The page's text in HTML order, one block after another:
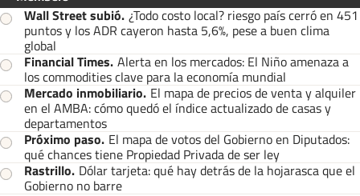
Wall Street subió. ¿Todo costo local? riesgo país cerró en 451
puntos y los ADR cayeron hasta 5,6%, pese a buen clima
global
Financial Times. Alerta en los mercados: El Niño amenaza a
los commodities clave para la economía mundial
Mercado inmobiliario. El mapa de precios de venta y alquiler
en el AMBA: cómo quedó el índice actualizado de casas y
departamentos
Próximo paso. El mapa de votos del Gobierno en Diputados:
qué chances tiene Propiedad Privada de ser ley
Rastrillo. Dólar tarjeta: qué hay detrás de la hojarasca que el
Gobierno no barre